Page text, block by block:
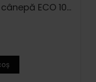
Semințe decorticate de cânepă ECO 100 g